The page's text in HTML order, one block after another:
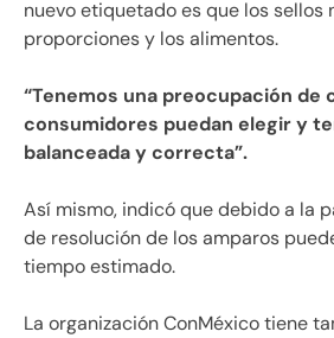
nuevo etiquetado es que los sellos
proporciones y los alimentos.
“Tenemos una preocupación de
consumidores puedan elegir y
balanceada y correcta”.
Así mismo, indicó que debido a la
de resolución de los amparos
tiempo estimado.
La organización ConMéxico tiene